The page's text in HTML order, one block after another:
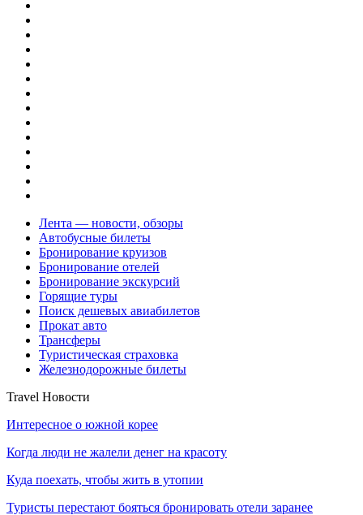
Лента — новости, обзоры
Автобусные билеты
Бронирование круизов
Бронирование отелей
Бронирование экскурсий
Горящие туры
Поиск дешевых авиабилетов
Прокат авто
Трансферы
Туристическая страховка
Железнодорожные билеты
Travel Новости
Интересное о южной корее
Когда люди не жалели денег на красоту
Куда поехать, чтобы жить в утопии
Туристы перестают бояться бронировать отели заранее